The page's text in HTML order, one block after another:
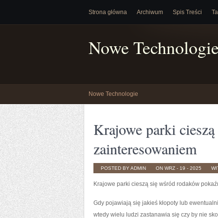
Strona główna Archiwum Spis Treści
Nowe
Nowe Technologie
Krajowe parki
zainteresowaniem
POSTED BY ADMIN ON WRZ - 19 - 2025
Krajowe parki cieszą się wśród rodaków
Gdy pojawiają się jakieś kłopoty lub
wtedy wielu ludzi zastanawia się czy by nie